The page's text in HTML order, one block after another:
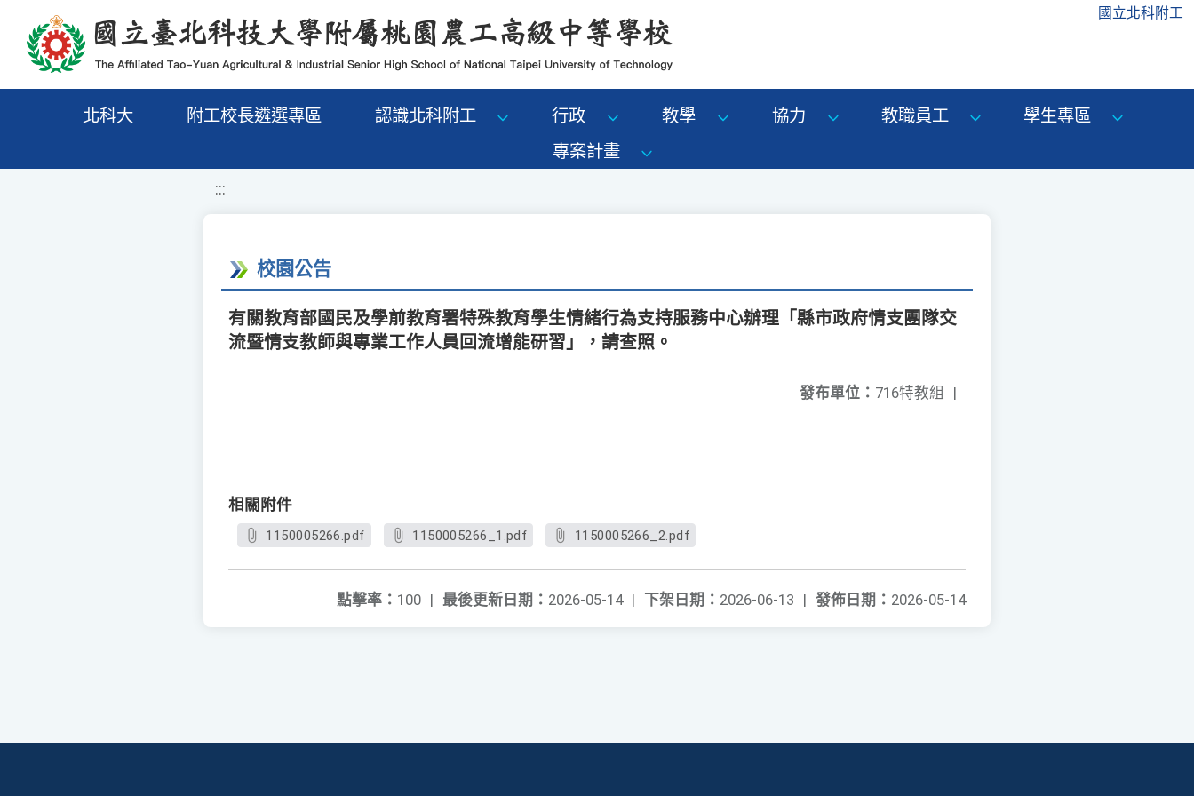
移至網頁之主要內容區位置 國立北科附工
北科大 附工校長遴選專區 認識北科附工 行政 教學 協力 教職員工
學生專區
專案計畫
:::
校園公告
有關教育部國民及學前教育署特殊教育學生情緒行為支持服務中心辦理「縣市政府情支團隊交
流暨情支教師與專業工作人員回流增能研習」，請查照。
發布單位： 716特教組 |
相關附件
1150005266.pdf 1150005266_1.pdf 1150005266_2.pdf
發佈日期： 2026-05-14
下架日期： 2026-06-13 |
最後更新日期： 2026-05-14 |
點擊率： 100 |